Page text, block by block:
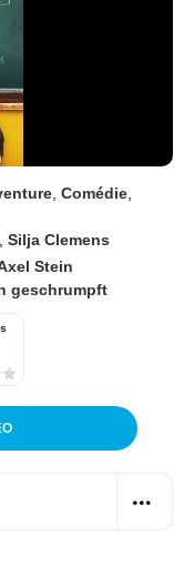
Comédie
Silja Clemens
Stein
geschrumpft